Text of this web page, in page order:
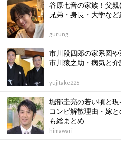
谷原七音の家族！父
兄弟・身長・大学な
gurung
市川段四郎の家系図
市川猿之助・病気と
yujitake226
堀部圭亮の若い頃と
コンビ解散理由・嫁
も総まとめ
himawari